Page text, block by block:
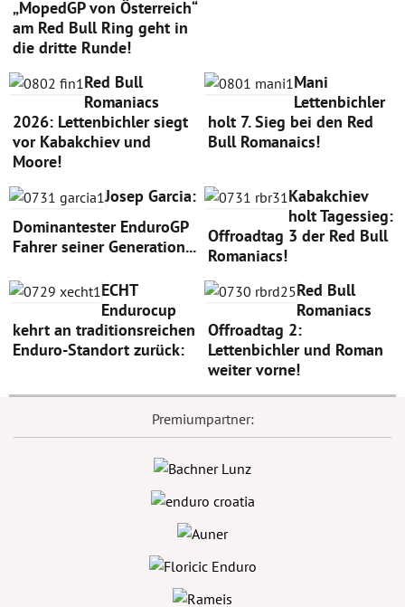
„MopedGP von Österreich“
am Red Bull Ring geht in
die dritte Runde!
Red Bull
Romaniacs
2026: Lettenbichler siegt
vor Kabakchiev und
Moore!
Mani
Lettenbichler
holt 7. Sieg bei den Red
Bull Romanaics!
Josep Garcia:
Dominantester EnduroGP
Fahrer seiner Generation...
Kabakchiev
holt Tagessieg:
Offroadtag 3 der Red Bull
Romaniacs!
ECHT
Endurocup
kehrt an traditionsreichen
Enduro-Standort zurück:
Red Bull
Romaniacs
Offroadtag 2:
Lettenbichler und Roman
weiter vorne!
Premiumpartner: